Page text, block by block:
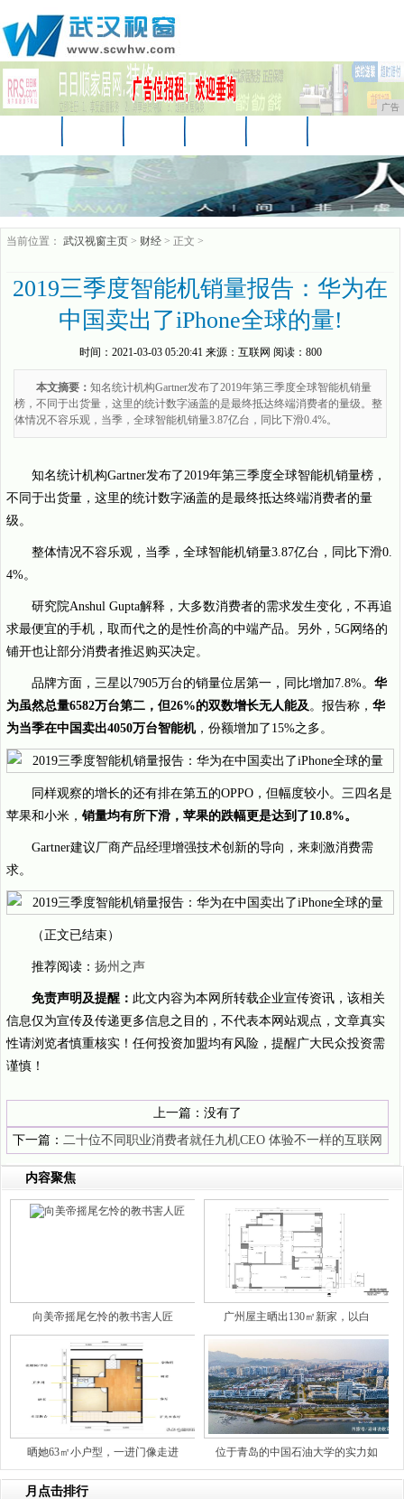
广告
家居 企业
当前位置： 武汉视窗主页 > 财经 > 正文 >
2019三季度智能机销量报告：华为在
中国卖出了iPhone全球的量!
时间： 2021-03-03 05:20:41来源： 互联网 阅读：800
本文摘要： 知名统计机构Gartner发布了2019年第三季度全球智能机销量
榜，不同于出货量，这里的统计数字涵盖的是最终抵达终端消费者的量级。整
体情况不容乐观，当季，全球智能机销量3.87亿台，同比下滑0.4%。
知名统计机构Gartner发布了2019年第三季度全球智能机销量榜，
不同于出货量，这里的统计数字涵盖的是最终抵达终端消费者的量
级。
整体情况不容乐观，当季，全球智能机销量3.87亿台，同比下滑0.
4%。
研究院Anshul Gupta解释，大多数消费者的需求发生变化，不再追
求最便宜的手机，取而代之的是性价高的中端产品。另外，5G网络的
铺开也让部分消费者推迟购买决定。
品牌方面，三星以7905万台的销量位居第一，同比增加7.8%。 华
为虽然总量6582万台第二，但26%的双数增长无人能及。报告称， 华
为当季在中国卖出4050万台智能机，份额增加了15%之多。
同样观察的增长的还有排在第五的OPPO，但幅度较小。三四名是
苹果和小米， 销量均有所下滑，苹果的跌幅更是达到了10.8%。
Gartner建议厂商产品经理增强技术创新的导向，来刺激消费需
求。
（正文已结束）
推荐阅读： 扬州之声
免责声明及提醒： 此文内容为本网所转载企业宣传资讯，该相关
信息仅为宣传及传递更多信息之目的，不代表本网站观点，文章真实
性请浏览者慎重核实！任何投资加盟均有风险，提醒广大民众投资需
谨慎！
上一篇：没有了
下一篇： 二十位不同职业消费者就任九机CEO 体验不一样的互联网
百强企业!
内容聚焦
向美帝摇尾乞怜的教书害人匠 广州屋主晒出130㎡新家，以白
晒她63㎡小户型，一进门像走进 位于青岛的中国石油大学的实力如
月点击排行